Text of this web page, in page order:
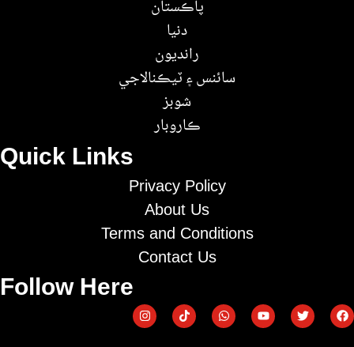
Quick Links
Privacy Policy
About Us
Terms and Conditions
Contact Us
Follow Here
پاڪستان
دنيا
رانديون
سائنس ۽ ٽيڪنالاجي
شوبز
ڪاروبار